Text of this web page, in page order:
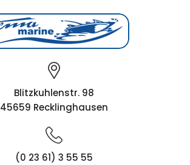
Blitzkuhlenstr. 98
45659 Recklinghausen
(0 23 61) 3 55 55